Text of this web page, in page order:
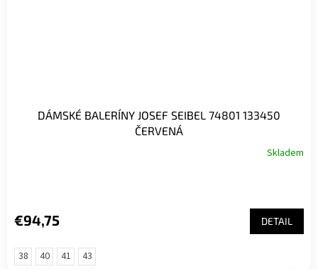
DÁMSKÉ BALERÍNY JOSEF SEIBEL 74801 133450
ČERVENÁ
Skladem
€94,75 DETAIL
38 40 41 43